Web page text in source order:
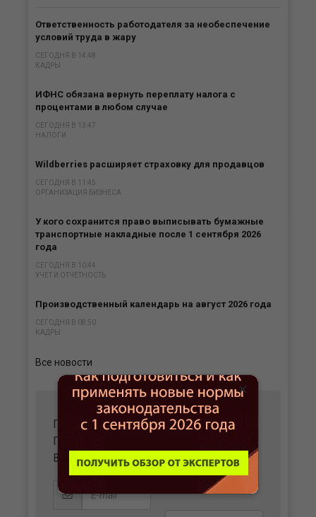
Ответственность работодателя за необеспечение
условий труда в жару
СЕГОДНЯ В 14:48
КАДРЫ
ИФНС обязана вернуть переплату налога с
процентами в любом случае
СЕГОДНЯ В 13:47
НАЛОГИ
Wildberries расширяет страховку для продавцов
СЕГОДНЯ В 11:45
ОРГАНИЗАЦИЯ БИЗНЕСА
У кого сохранится право выписывать бумажные
транспортные накладные после 1 сентября 2026
года
СЕГОДНЯ В 10:44
УЧЕТ И ОТЧЕТНОСТЬ
Производственный календарь на август 2026 года
СЕГОДНЯ В 08:50
КАДРЫ
Все новости
ПОЛУЧАЙТЕ ВАЖНЫЕ НОВОСТИ И
ПОЛЕЗНЫЕ МАТЕРИАЛЫ
В УДОБНОМ ФОРМАТЕ НА ВАШУ ПОЧТУ
×